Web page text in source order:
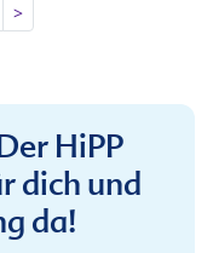
>
HiPP
dich und
da!